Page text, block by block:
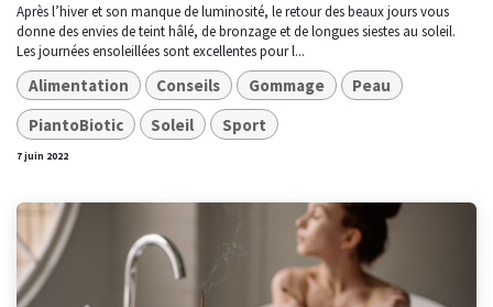
Après l’hiver et son manque de luminosité, le retour des beaux jours vous
donne des envies de teint hâlé, de bronzage et de longues siestes au soleil.
Les journées ensoleillées sont excellentes pour l...
Alimentation Conseils Gommage
Peau
PiantoBiotic
Soleil Sport
7 juin 2022